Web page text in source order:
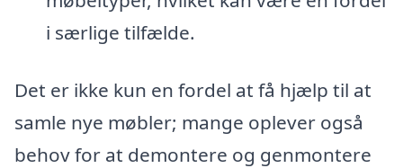
i særlige tilfælde.
Det er ikke kun en fordel at få hjælp til at
samle nye møbler; mange oplever også
behov for at demontere og genmontere